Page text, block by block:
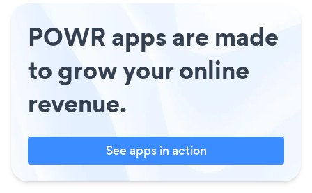
POWR apps are made
to grow your online
revenue.
See apps in action